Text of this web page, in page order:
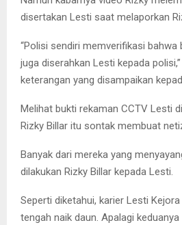
disertakan Lesti saat melaporkan
“Polisi sendiri memverifikasi
juga diserahkan Lesti kepada
keterangan yang disampaikan
Melihat bukti rekaman CCTV Lesti
Rizky Billar itu sontak membuat
Banyak dari mereka yang
dilakukan Rizky Billar kepada Lesti.
Seperti diketahui, karier Lesti
tengah naik daun. Apalagi